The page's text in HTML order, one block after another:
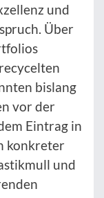
und
Über
bislang
vor der
Eintrag in
konkreter
und